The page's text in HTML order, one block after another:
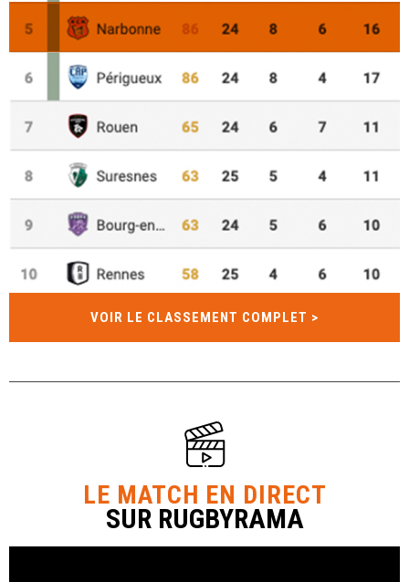
VOIR LE CLASSEMENT COMPLET >
LE MATCH EN DIRECT
SUR RUGBYRAMA